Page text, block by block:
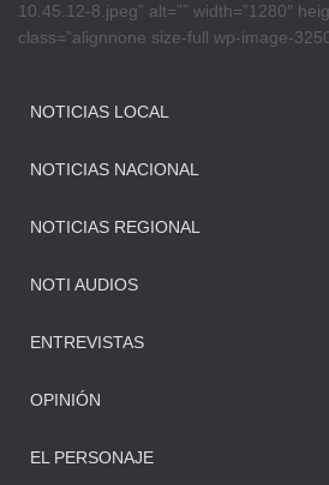
10.45.12-8.jpeg” alt=”” width=”1280″
class=”alignnone size-full wp-image-
NOTICIAS LOCAL
NOTICIAS NACIONAL
NOTICIAS REGIONAL
NOTI AUDIOS
ENTREVISTAS
OPINIÓN
EL PERSONAJE